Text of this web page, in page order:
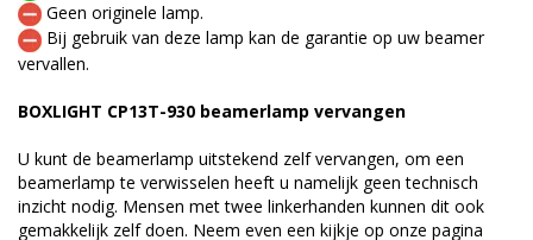
Geen originele lamp.
Bij gebruik van deze lamp kan de garantie op uw beamer
vervallen.
BOXLIGHT CP13T-930 beamerlamp vervangen
U kunt de beamerlamp uitstekend zelf vervangen, om een
beamerlamp te verwisselen heeft u namelijk geen technisch
inzicht nodig. Mensen met twee linkerhanden kunnen dit ook
gemakkelijk zelf doen. Neem even een kijkje op onze pagina